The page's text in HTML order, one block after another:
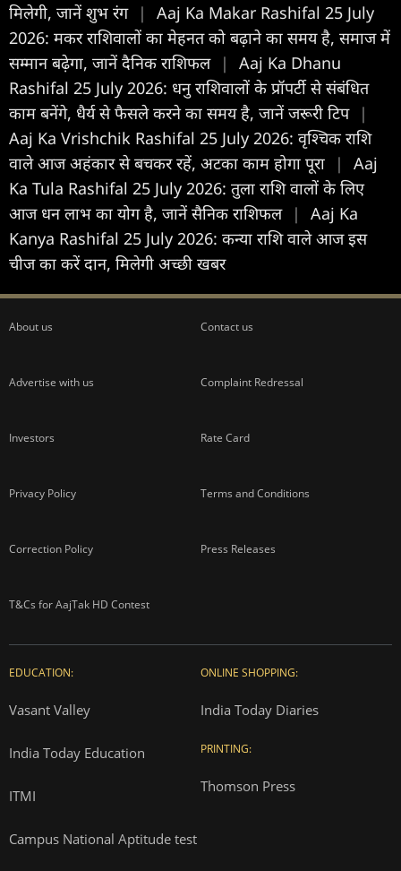
मिलेगी, जानें शुभ रंग |
Aaj Ka Makar Rashifal 25 July
2026: मकर राशिवालों का मेहनत को बढ़ाने का समय है, समाज में
सम्मान बढ़ेगा, जानें दैनिक राशिफल |
Aaj Ka Dhanu
Rashifal 25 July 2026: धनु राशिवालों के प्रॉपर्टी से संबंधित
काम बनेंगे, धैर्य से फैसले करने का समय है, जानें जरूरी टिप |
Aaj Ka Vrishchik Rashifal 25 July 2026: वृश्चिक राशि
वाले आज अहंकार से बचकर रहें, अटका काम होगा पूरा
|
Aaj
Ka Tula Rashifal 25 July 2026: तुला राशि वालों के लिए
आज धन लाभ का योग है, जानें सैनिक राशिफल |
Aaj Ka
Kanya Rashifal 25 July 2026: कन्या राशि वाले आज इस
चीज का करें दान, मिलेगी अच्छी खबर
About us Contact us
Advertise with us Complaint Redressal
Investors Rate Card
Privacy Policy Terms and Conditions
Correction Policy Press Releases
T&Cs for AajTak HD Contest
EDUCATION:
Vasant Valley
India Today Education
ITMI
Campus National Aptitude test
ONLINE SHOPPING:
India Today Diaries
PRINTING:
Thomson Press